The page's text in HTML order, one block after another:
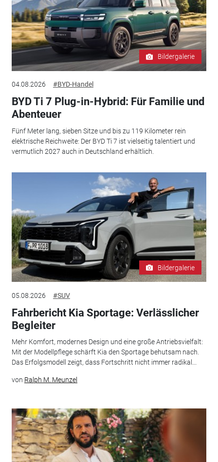
Bildergalerie
04.08.2026 #BYD-Handel
BYD Ti 7 Plug-in-Hybrid: Für Familie und
Abenteuer
Fünf Meter lang, sieben Sitze und bis zu 119 Kilometer rein
elektrische Reichweite: Der BYD Ti 7 ist vielseitig talentiert und
vermutlich 2027 auch in Deutschland erhältlich.
Bildergalerie
05.08.2026 #SUV
Fahrbericht Kia Sportage: Verlässlicher
Begleiter
Mehr Komfort, modernes Design und eine große Antriebsvielfalt:
Mit der Modellpflege schärft Kia den Sportage behutsam nach.
Das Erfolgsmodell zeigt, dass Fortschritt nicht immer radikal...
von Ralph M. Meunzel